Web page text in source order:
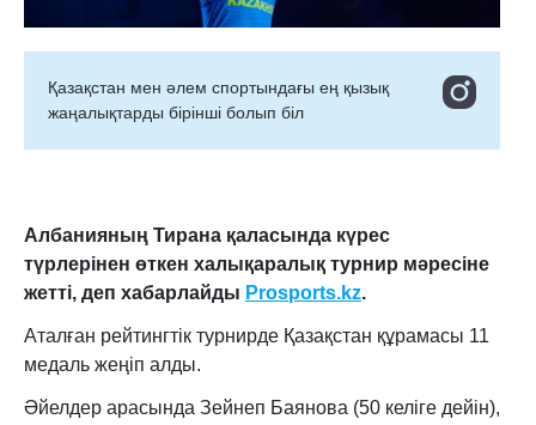
Қазақстан мен әлем спортындағы ең қызық
жаңалықтарды бірінші болып біл
Албанияның Тирана қаласында күрес
түрлерінен өткен халықаралық турнир мәресіне
жетті, деп хабарлайды Prosports.kz.
Аталған рейтингтік турнирде Қазақстан құрамасы 11
медаль жеңіп алды.
Әйелдер арасында Зейнеп Баянова (50 келіге дейін),